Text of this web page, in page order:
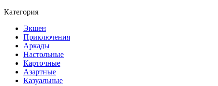
Категория
Экшен
Приключения
Аркады
Настольные
Карточные
Азартные
Казуальные